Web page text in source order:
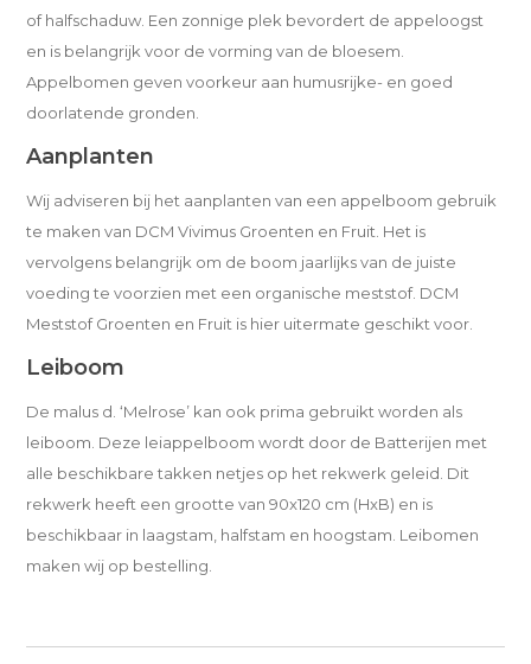
of halfschaduw. Een zonnige plek bevordert de appeloogst
en is belangrijk voor de vorming van de bloesem.
Appelbomen geven voorkeur aan humusrijke- en goed
doorlatende gronden.
Aanplanten
Wij adviseren bij het aanplanten van een appelboom gebruik
te maken van DCM Vivimus Groenten en Fruit. Het is
vervolgens belangrijk om de boom jaarlijks van de juiste
voeding te voorzien met een organische meststof. DCM
Meststof Groenten en Fruit is hier uitermate geschikt voor.
Leiboom
De malus d. ‘Melrose’ kan ook prima gebruikt worden als
leiboom. Deze leiappelboom wordt door de Batterijen met
alle beschikbare takken netjes op het rekwerk geleid. Dit
rekwerk heeft een grootte van 90x120 cm (HxB) en is
beschikbaar in laagstam, halfstam en hoogstam. Leibomen
maken wij op bestelling.